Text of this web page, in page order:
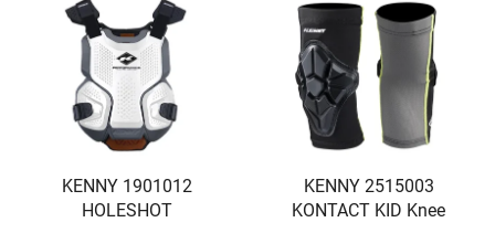
KENNY 1901012
HOLESHOT
KENNY 2515003
KONTACT KID Knee